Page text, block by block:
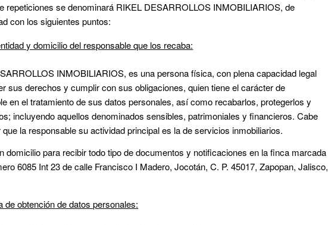
repeticiones se denominará RIKEL DESARROLLOS INMOBILIARIOS, de
con los siguientes puntos:
y domicilio del responsable que los recaba:
INMOBILIARIOS, es una persona física, con plena capacidad legal
sus derechos y cumplir con sus obligaciones, quien tiene el carácter de
en el tratamiento de sus datos personales, así como recabarlos, protegerlos y
incluyendo aquellos denominados sensibles, patrimoniales y financieros. Cabe
que la responsable su actividad principal es la de servicios inmobiliarios.
domicilio para recibir todo tipo de documentos y notificaciones en la finca marcada
6085 Int 23 de calle Francisco I Madero, Jocotán, C. P. 45017, Zapopan, Jalisco,
de obtención de datos personales: